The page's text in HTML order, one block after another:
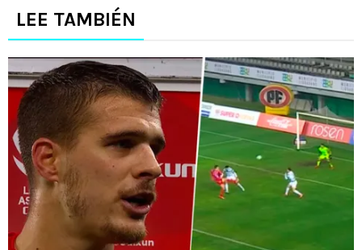
LEE TAMBIÉN